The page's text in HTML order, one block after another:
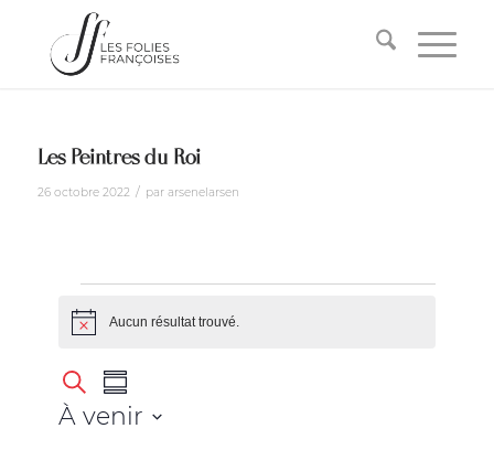
Les Peintres du Roi
26 octobre 2022 / par arsenelarsen
NoticeAucun résultat trouvé.
Recherche
et
RechercheNavigation
de
vues
Résumé
À venir